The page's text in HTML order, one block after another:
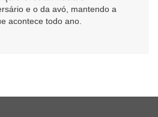
e o da avó, mantendo a
acontece todo ano.